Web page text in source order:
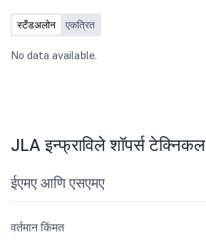
तपशीलवार प्रकटीकरणाची कॉपी संलग्न केली
आहे.
स्टँडअलोन एकत्रित
No data available.
JLA इन्फ्राविले शॉपर्स टेक्निकल
ईएमए आणि एसएमए
वर्तमान किंमत